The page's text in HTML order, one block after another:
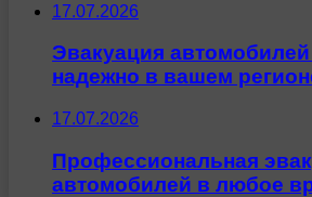
17.07.2026
Эвакуация
надежно в вашем
17.07.2026
Профессиональная
автомобилей в любое